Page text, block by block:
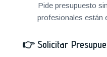
Pide presupuesto
profesionales están
👉 Solicitar